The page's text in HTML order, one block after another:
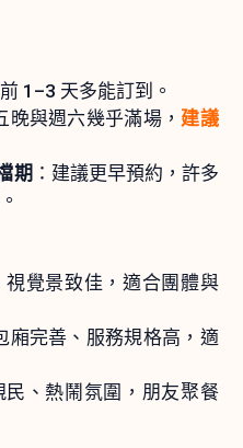
1–3 天多能訂到。
晚與週六幾乎滿場， 建議
期 ：建議更早預約，許多
視覺景致佳，適合團體與
廂完善、服務規格高，適
民、熱鬧氛圍，朋友聚餐